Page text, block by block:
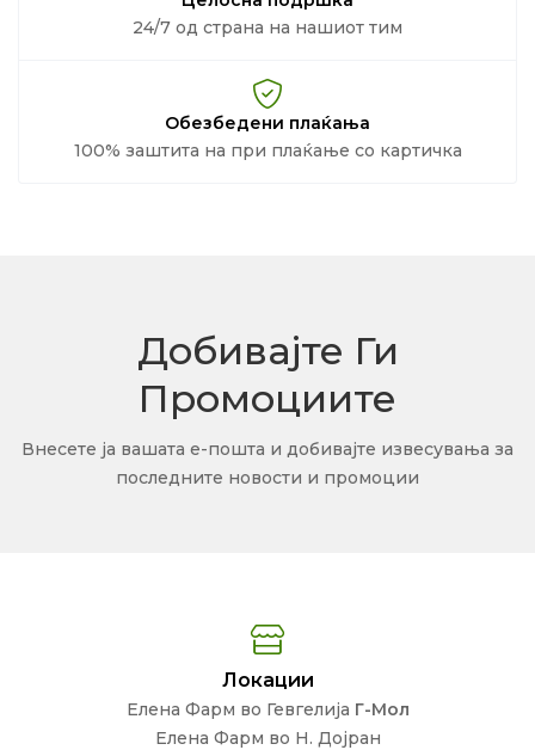
24/7 од страна на нашиот тим
Обезбедени плаќања
100% заштита на при плаќање со картичка
Добивајте Ги
Промоциите
Внесете ја вашата е-пошта и добивајте извесувања за
последните новости и промоции
Локации
Елена Фарм во Гевгелија Г-Мол
Елена Фарм во Н. Дојран